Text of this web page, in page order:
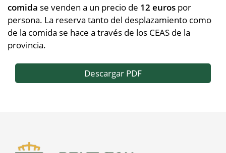
comida se venden a un precio de 12 euros por
persona. La reserva tanto del desplazamiento como
de la comida se hace a través de los CEAS de la
provincia.
Descargar PDF